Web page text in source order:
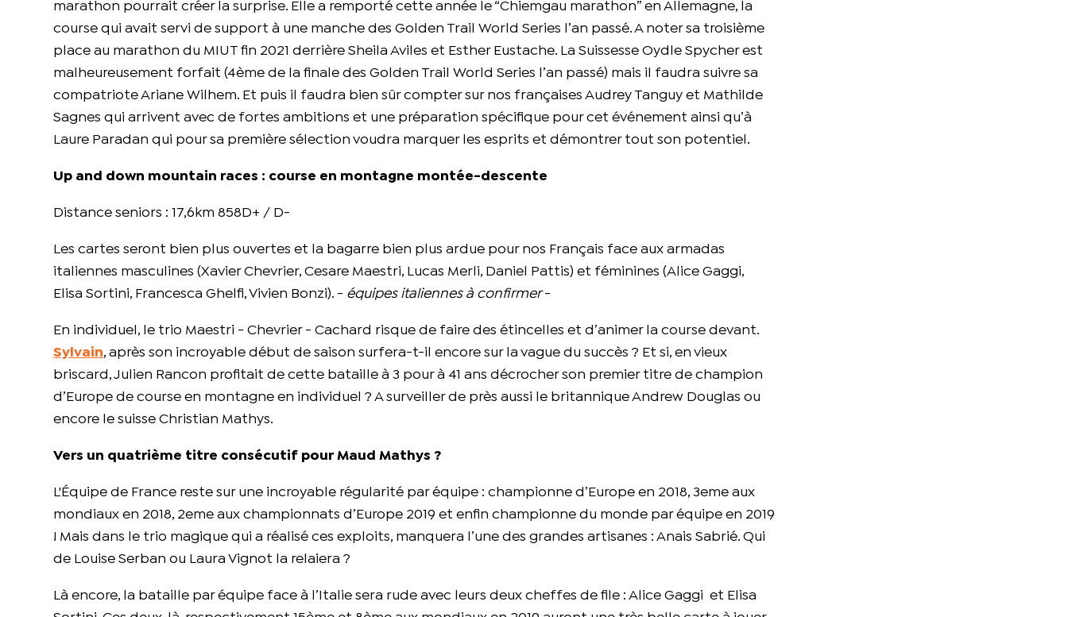
marathon pourrait créer la surprise. Elle a remporté cette année le “Chiemgau marathon” en Allemagne, la
course qui avait servi de support à une manche des Golden Trail World Series l’an passé. A noter sa troisième
place au marathon du MIUT fin 2021 derrière Sheila Aviles et Esther Eustache. La Suissesse Oydle Spycher est
malheureusement forfait (4ème de la finale des Golden Trail World Series l’an passé) mais il faudra suivre sa
compatriote Ariane Wilhem. Et puis il faudra bien sûr compter sur nos françaises Audrey Tanguy et Mathilde
Sagnes qui arrivent avec de fortes ambitions et une préparation spécifique pour cet événement ainsi qu’à
Laure Paradan qui pour sa première sélection voudra marquer les esprits et démontrer tout son potentiel.
Up and down mountain races : course en montagne montée-descente
Distance seniors : 17,6km 858D+ / D-
Les cartes seront bien plus ouvertes et la bagarre bien plus ardue pour nos Français face aux armadas
italiennes masculines (Xavier Chevrier, Cesare Maestri, Lucas Merli, Daniel Pattis) et féminines (Alice Gaggi,
Elisa Sortini, Francesca Ghelfi, Vivien Bonzi). - équipes italiennes à confirmer-
En individuel, le trio Maestri - Chevrier - Cachard risque de faire des étincelles et d’animer la course devant.
Sylvain, après son incroyable début de saison surfera-t-il encore sur la vague du succès ? Et si, en vieux
briscard, Julien Rancon profitait de cette bataille à 3 pour à 41 ans décrocher son premier titre de champion
d’Europe de course en montagne en individuel ? A surveiller de près aussi le britannique Andrew Douglas ou
encore le suisse Christian Mathys.
Vers un quatrième titre consécutif pour Maud Mathys ?
L'Équipe de France reste sur une incroyable régularité par équipe : championne d’Europe en 2018, 3eme aux
mondiaux en 2018, 2eme aux championnats d’Europe 2019 et enfin championne du monde par équipe en 2019
! Mais dans le trio magique qui a réalisé ces exploits, manquera l’une des grandes artisanes : Anais Sabrié. Qui
de Louise Serban ou Laura Vignot la relaiera ?
Là encore, la bataille par équipe face à l’Italie sera rude avec leurs deux cheffes de file : Alice Gaggi et Elisa